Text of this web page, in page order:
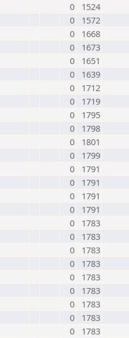
0
1524
0
1572
0
1668
0
1673
0
1651
0
1639
0
1712
0
1719
0
1795
0
1798
0
1801
0
1799
0
1791
0
1791
0
1791
0
1791
0
1783
0
1783
0
1783
0
1783
0
1783
0
1783
0
1783
0
1783
0
1783